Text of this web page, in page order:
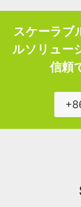
スケーラブ
ルソリュー
信頼